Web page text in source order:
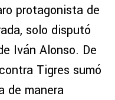
protagonista de
solo disputó
Iván Alonso. De
Tigres sumó
de manera